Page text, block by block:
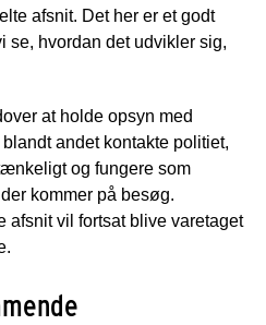
afsnit. Det her er et godt
se, hvordan det udvikler sig,
at holde opsyn med
andet kontakte politiet,
og fungere som
kommer på besøg.
afsnit vil fortsat blive varetaget